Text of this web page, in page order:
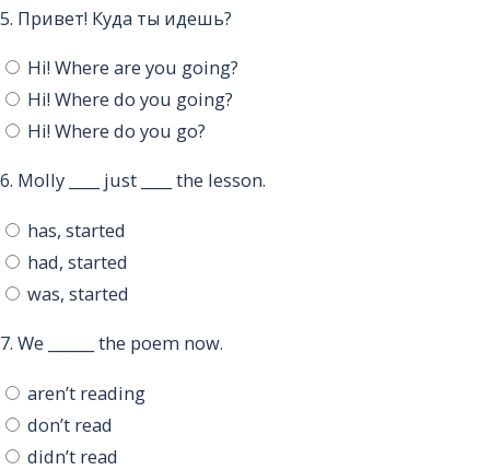
5. Привет! Куда ты идешь?
Hi! Where are you going?
Hi! Where do you going?
Hi! Where do you go?
6. Molly ____ just ____ the lesson.
has, started
had, started
was, started
7. We ______ the poem now.
aren’t reading
don’t read
didn’t read